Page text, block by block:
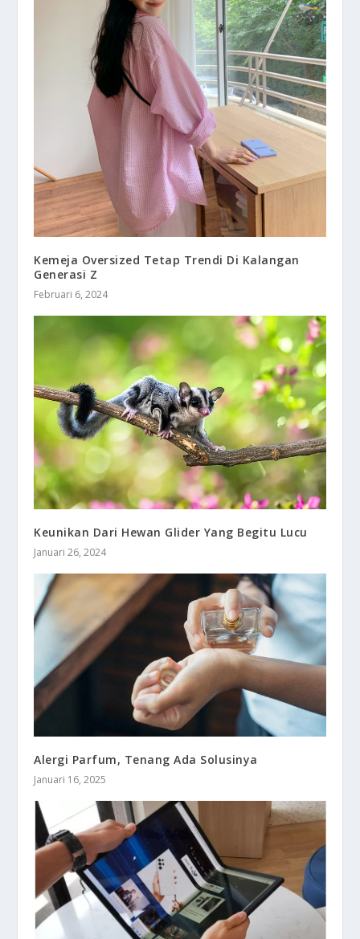
Kemeja Oversized Tetap Trendi Di Kalangan
Generasi Z
Februari 6, 2024
Keunikan Dari Hewan Glider Yang Begitu Lucu
Januari 26, 2024
Alergi Parfum, Tenang Ada Solusinya
Januari 16, 2025